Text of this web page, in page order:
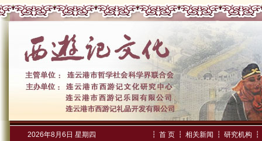
2026年8月6日 星期四 ┇ 首 页 ┇ 相关新闻 ┇ 研究机构
┇